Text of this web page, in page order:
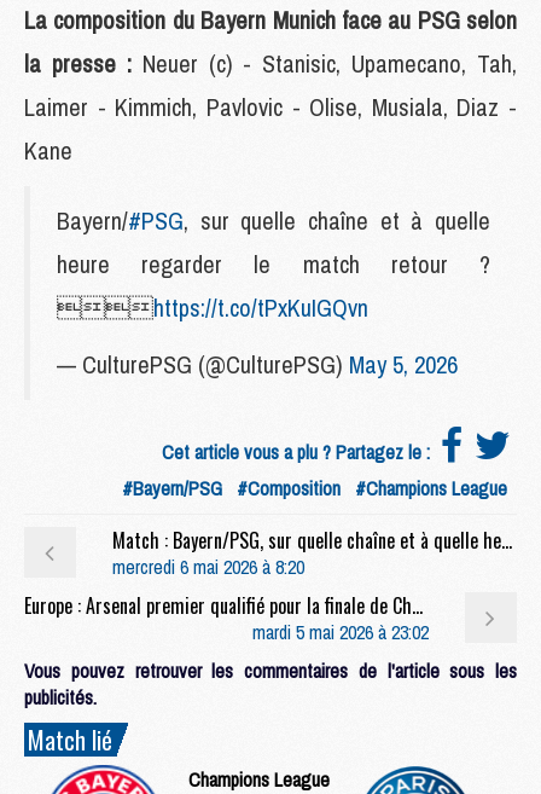
La composition du Bayern Munich face au PSG selon
la presse :Neuer (c) - Stanisic, Upamecano, Tah,
Laimer - Kimmich, Pavlovic - Olise, Musiala, Diaz -
Kane
Bayern/#PSG, sur quelle chaîne et à quelle
heure regarder le match retour ?
https://t.co/tPxKuIGQvn
— CulturePSG (@CulturePSG) May 5, 2026
Cet article vous a plu ? Partagez le :
#Bayern/PSG #Composition #Champions League
Match : Bayern/PSG, sur quelle chaîne et à quelle heure regarder le match retour ?
mercredi 6 mai 2026 à 8:20
Europe : Arsenal premier qualifié pour la finale de Champions League 2026
mardi 5 mai 2026 à 23:02
Vous pouvez retrouver les commentaires de l'article sous les
publicités.
Match lié
Champions League